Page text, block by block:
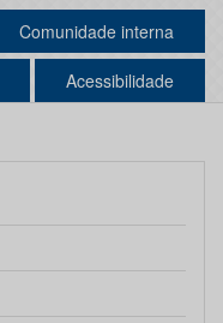
Comunidade interna
Acessibilidade